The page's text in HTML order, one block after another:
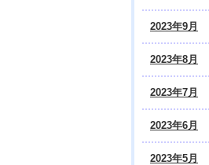
2023年9月
2023年8月
2023年7月
2023年6月
2023年5月